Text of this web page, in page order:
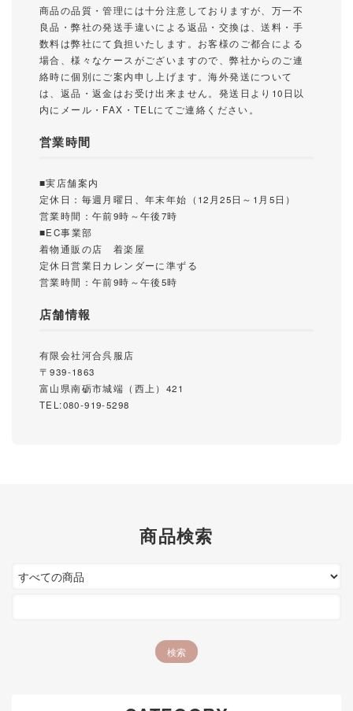
商品検索
商品の品質・管理には十分注意しておりますが、万一不
良品・弊社の発送手違いによる返品・交換は、送料・手
数料は弊社にて負担いたします。お客様のご都合による
場合、様々なケースがございますので、弊社からのご連
絡時に個別にご案内申し上げます。海外発送について
は、返品・返金はお受け出来ません。発送日より10日以
内にメール・FAX・TELにてご連絡ください。
営業時間
■実店舗案内
定休日：毎週月曜日、年末年始（12月25日～1月5日）
営業時間：午前9時～午後7時
■EC事業部
着物通販の店 着楽屋
定休日営業日カレンダーに準ずる
営業時間：午前9時～午後5時
店舗情報
有限会社河合呉服店
〒939-1863
富山県南砺市城端（西上）421
TEL:080-919-5298